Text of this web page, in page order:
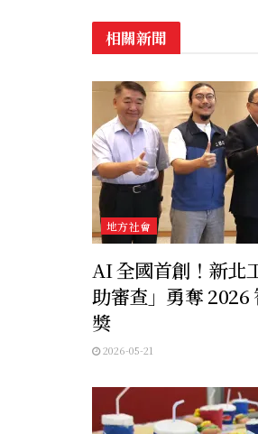
相關新聞
地方社會
AI 全國首創！新北
助審查」勇奪 2026
獎
2026-05-21